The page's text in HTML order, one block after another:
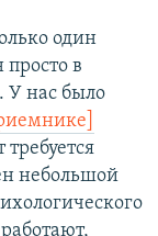
один
в
У нас было
небольшой